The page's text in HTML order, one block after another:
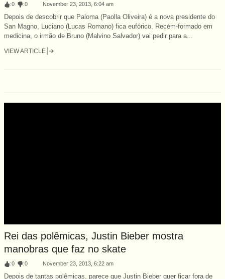
:0 :0 November 23, 2013, 6:04 am
Depois de descobrir que Paloma (Paolla Oliveira) é a nova presidente do
San Magno, Luciano (Lucas Romano) fica eufórico. Recém-formado em
medicina, o irmão de Bruno (Malvino Salvador) vai pedir para a...
VIEW ARTICLE
Rei das polêmicas, Justin Bieber mostra
manobras que faz no skate
:0 :0 November 23, 2013, 6:22 am
Depois de tantas polêmicas, parece que Justin Bieber quer ficar fora de